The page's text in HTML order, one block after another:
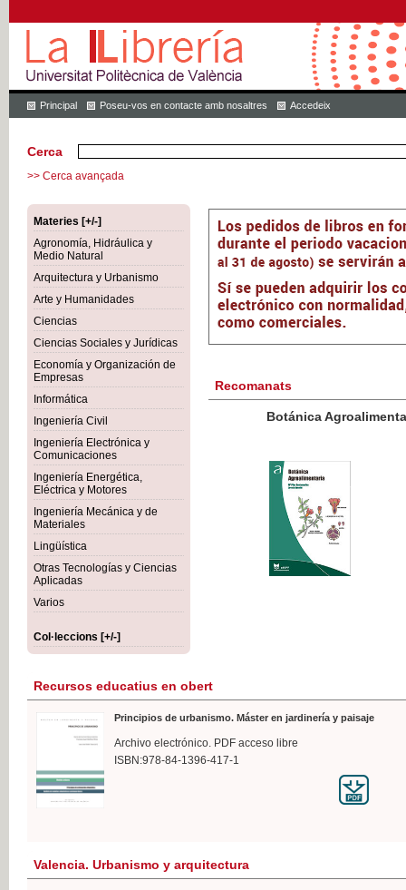
Principal Poseu-vos en contacte amb nosaltres Accedeix
Cerca
>> Cerca avançada
Materies [+/-]
Agronomía, Hidráulica y
Medio Natural
Arquitectura y Urbanismo
Arte y Humanidades
Ciencias
Ciencias Sociales y Jurídicas
Economía y Organización de
Empresas
Informática
Ingeniería Civil
Ingeniería Electrónica y
Comunicaciones
Ingeniería Energética,
Eléctrica y Motores
Ingeniería Mecánica y de
Materiales
Lingüística
Otras Tecnologías y Ciencias
Aplicadas
Varios
Col·leccions [+/-]
Recomanats
Botánica Agroalimentaria
Recursos educatius en obert
Principios de urbanismo. Máster en jardinería y paisaje
Archivo electrónico. PDF acceso libre
ISBN:978-84-1396-417-1
Valencia. Urbanismo y arquitectura